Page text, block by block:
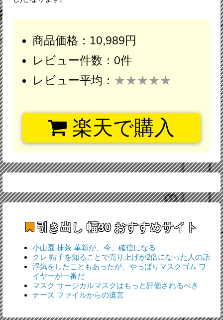
商品価格：10,989円
レビュー件数：0件
レビュー平均： ★★★★★
楽天で購入
引き出し 幅30おすすめサイト
小山園 抹茶 革新が、今、確信になる
クレ 帽子を知ることで売り上げが2倍になった人の話
浮気をしたこともあったが、やっぱりマスクゴム ワ
イヤーが一番だ
マスク サージカルマスクはもっと評価されるべき
ナース ファイルからの遺言